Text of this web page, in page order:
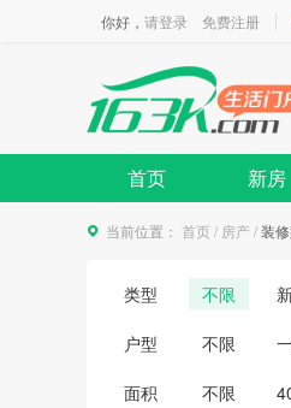
你好， 请登录 免费注册
首页 新房
当前位置： 首页 / 房产/装
类型 不限
户型 不限
面积 不限